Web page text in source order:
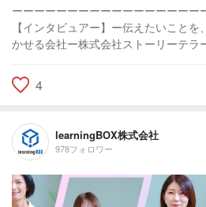
ーーーーーーーーーーーーーーーーー
【インタビュアー】ー伝えたいこと
かせる会社ー株式会社ストーリーテラ
4
learningBOX株式会社
978フォロワー